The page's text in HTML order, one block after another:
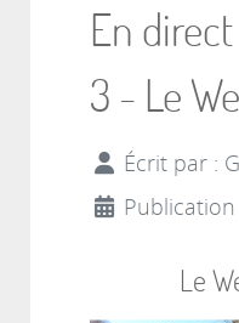
En direct
3 - Le
Écrit par :
Publication
Le